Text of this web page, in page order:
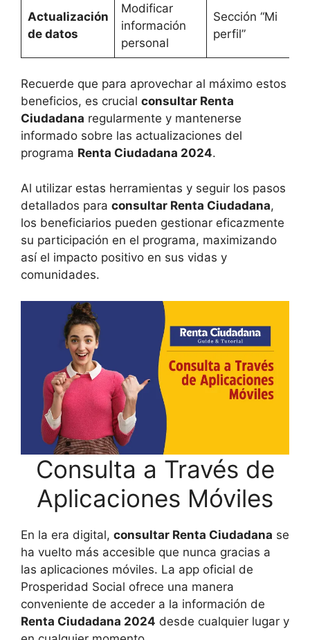
Actualización
de datos
Modificar
información
personal
Sección “Mi
perfil”
Recuerde que para aprovechar al máximo estos
beneficios, es crucial consultar Renta
Ciudadana regularmente y mantenerse
informado sobre las actualizaciones del
programa Renta Ciudadana 2024.
Al utilizar estas herramientas y seguir los pasos
detallados para consultar Renta Ciudadana,
los beneficiarios pueden gestionar eficazmente
su participación en el programa, maximizando
así el impacto positivo en sus vidas y
comunidades.
Consulta a Través de
Aplicaciones Móviles
En la era digital, consultar Renta Ciudadana se
ha vuelto más accesible que nunca gracias a
las aplicaciones móviles. La app oficial de
Prosperidad Social ofrece una manera
conveniente de acceder a la información de
Renta Ciudadana 2024 desde cualquier lugar y